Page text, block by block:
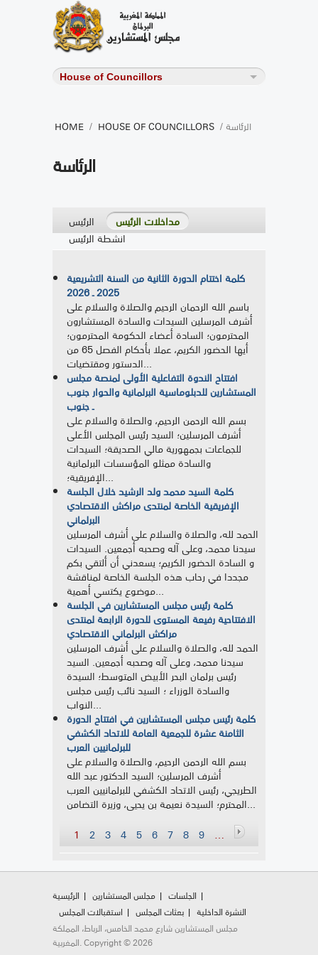
HOME / HOUSE OF COUNCILLORS / الرئاسة
الرئاسة
الرئيس
مداخلات الرئيس
انشطة الرئيس
كلمة اختتام الدورة الثانية من السنة التشريعية
2025 ـ 2026
باسم الله الرحمان الرحيم والصلاة والسلام على
أشرف المرسلين السيدات والسادة المستشارون
المحترمون؛ السادة أعضاء الحكومة المحترمون؛
أيها الحضور الكريم، عملا بأحكام الفصل 65 من
الدستور ومقتضيات...
افتتاح الندوة التفاعلية الأولى لمنصة مجلس
المستشارين للدبلوماسية البرلمانية والحوار جنوب
ـ جنوب
بسم الله الرحمن الرحيم، والصلاة والسلام على
أشرف المرسلين؛ السيد رئيس المجلس الأعلى
للجماعات بجمهورية مالي الصديقة؛ السيدات
والسادة ممثلو المؤسسات البرلمانية
الإفريقية؛...
كلمة السيد محمد ولد الرشيد خلال الجلسة
الإفريقية الخاصة لمنتدى مراكش الاقتصادي
البرلماني
الحمد لله، والصلاة والسلام على أشرف المرسلين
سيدنا محمد، وعلى آله وصحبه أجمعين. السيدات
و السادة الحضور الكريم؛ يسعدني أن ألتقي بكم
مجددا في رحاب هذه الجلسة الخاصة لمناقشة
موضوع يكتسي أهمية...
كلمة رئيس مجلس المستشارين في الجلسة
الافتتاحية رفيعة المستوى للدورة الرابعة لمنتدى
مراكش البرلماني الاقتصادي
الحمد لله، والصلاة والسلام على أشرف المرسلين
سيدنا محمد، وعلى آله وصحبه أجمعين. السيد
رئيس برلمان البحر الأبيض المتوسط؛ السيدة
والسادة الوزراء ؛ السيد نائب رئيس مجلس
النواب...
كلمة رئيس مجلس المستشارين في افتتاح الدورة
الثامنة عشرة للجمعية العامة للاتحاد الكشفي
للبرلمانيين العرب
بسم الله الرحمن الرحيم، والصلاة والسلام على
أشرف المرسلين؛ السيد الدكتور عبد الله
الطريجي، رئيس الاتحاد الكشفي للبرلمانيين العرب
المحترم؛ السيدة نعيمة بن يحيى، وزيرة التضامن...
Pages
1 2 3 4 5 6 7 8 9 …
الرئيسية مجلس المستشارين
الجلسات
استقبالات المجلس
بعثات المجلس
النشرة الداخلية
مجلس المستشارين شارع محمد الخامس، الرباط، المملكة
المغربية. Copyright © 2026